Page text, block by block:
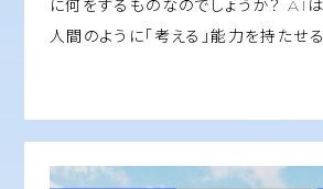
に何をするものなのでしょうか？ AI
人間のように「考える」能力を持たせ